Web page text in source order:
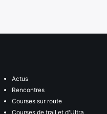
Actus
Rencontres
Courses sur route
Courses de trail et d'Ultra